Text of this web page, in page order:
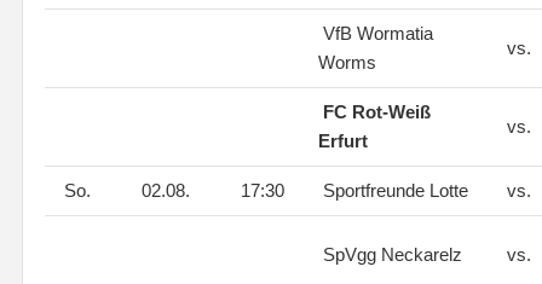
VfB Wormatia
Worms
vs.
FC Rot-Weiß
Erfurt
vs.
So. 02.08. 17:30 Sportfreunde Lotte vs.
SpVgg Neckarelz vs.